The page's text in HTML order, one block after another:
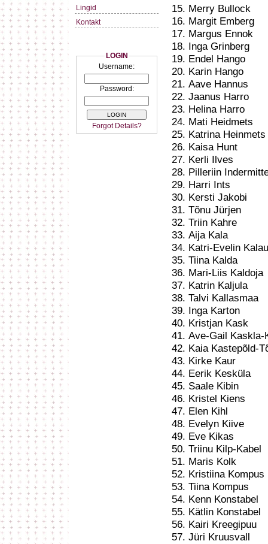
Lingid
Kontakt
LOGIN
Username:
Password:
Forgot Details?
Merry Bullock
Margit Emberg
Margus Ennok
Inga Grinberg
Endel Hango
Karin Hango
Aave Hannus
Jaanus Harro
Helina Harro
Mati Heidmets
Katrina Heinmets
Kaisa Hunt
Kerli Ilves
Pilleriin
Harri Ints
Kersti Jakobi
Tõnu Jürjen
Triin Kahre
Aija Kala
Katri-Evelin
Tiina Kalda
Mari-Liis Kaldoja
Katrin Kaljula
Talvi Kallasmaa
Inga Karton
Kristjan Kask
Ave-Gail Kaskla-
Kaia Kastepõld-
Kirke Kaur
Eerik Kesküla
Saale Kibin
Kristel Kiens
Elen Kihl
Evelyn Kiive
Eve Kikas
Triinu Kilp-Kabel
Maris Kolk
Kristiina Kompus
Tiina Kompus
Kenn Konstabel
Kätlin Konstabel
Kairi Kreegipuu
Jüri Kruusvall